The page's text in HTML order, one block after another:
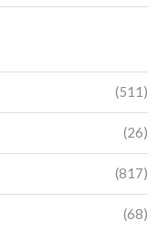
(511)
(26)
(817)
(68)